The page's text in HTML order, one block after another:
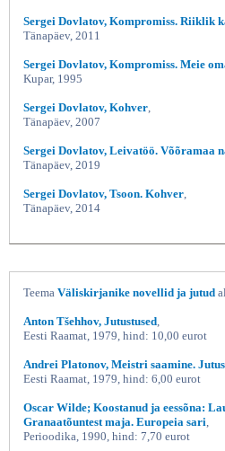
Sergei Dovlatov, Kompromiss. Riiklik
Tänapäev, 2011
Sergei Dovlatov, Kompromiss. Meie
Kupar, 1995
Sergei Dovlatov, Kohver
Tänapäev, 2007
Sergei Dovlatov, Leivatöö. Võõramaa
Tänapäev, 2019
Sergei Dovlatov, Tsoon. Kohver
Tänapäev, 2014
Teema Väliskirjanike novellid ja jutud
Anton Tšehhov, Jutustused
Eesti Raamat, 1979, hind: 10,00 eurot
Andrei Platonov, Meistri saamine.
Eesti Raamat, 1979, hind: 6,00 eurot
Oscar Wilde; Koostanud ja eessõna:
Granaatõuntest maja. Europeia sari
Perioodika, 1990, hind: 7,70 eurot